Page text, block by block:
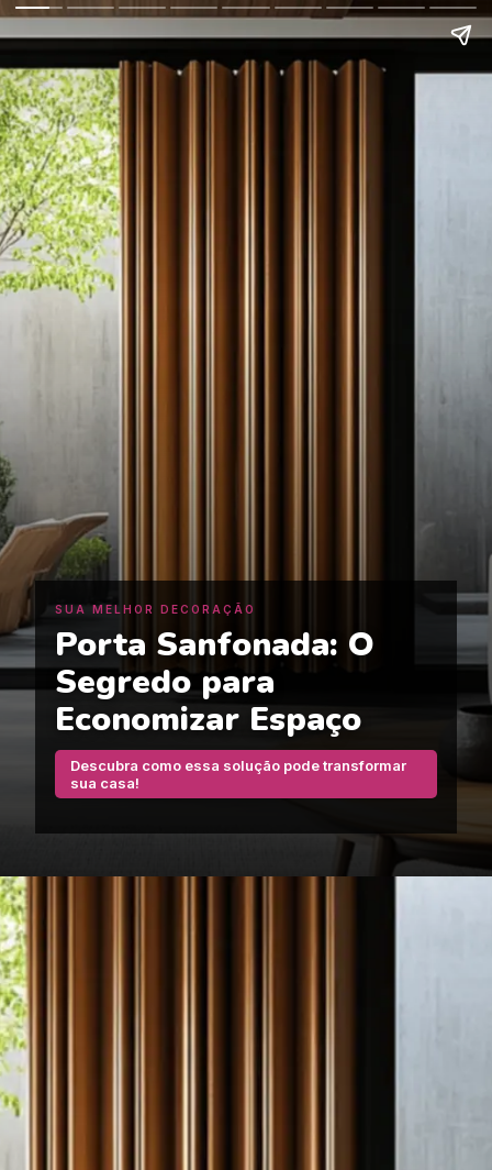
SUA MELHOR DECORAÇÃO
Porta Sanfonada: O
Segredo para
Economizar Espaço
Descubra como essa solução pode transformar
sua casa!